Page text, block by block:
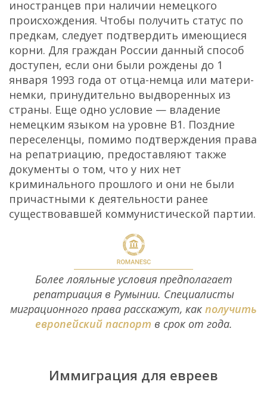
иностранцев при наличии немецкого
происхождения. Чтобы получить статус по
предкам, следует подтвердить имеющиеся
корни. Для граждан России данный способ
доступен, если они были рождены до 1
января 1993 года от отца-немца или матери-
немки, принудительно выдворенных из
страны. Еще одно условие — владение
немецким языком на уровне B1. Поздние
переселенцы, помимо подтверждения права
на репатриацию, предоставляют также
документы о том, что у них нет
криминального прошлого и они не были
причастными к деятельности ранее
существовавшей коммунистической партии.
Более лояльные условия предполагает
репатриация в Румынии. Специалисты
миграционного права расскажут, как получить
европейский паспорт в срок от года.
Иммиграция для евреев